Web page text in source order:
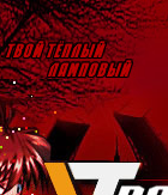
17: : Субстанция: